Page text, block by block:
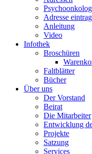
Adresse
Anleitung
Video
Infothek
Broschüren
Faltblätter
Bücher
Über uns
Der Vorstand
Beirat
Die Mitarbeiter
Entwicklung
Projekte
Satzung
Services